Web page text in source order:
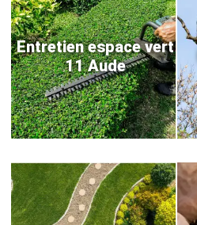
Entretien espace vert
11 Aude